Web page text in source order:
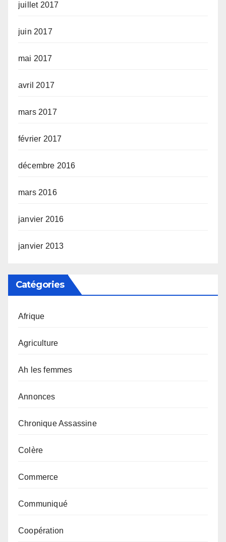
juillet 2017
juin 2017
mai 2017
avril 2017
mars 2017
février 2017
décembre 2016
mars 2016
janvier 2016
janvier 2013
Catégories
Afrique
Agriculture
Ah les femmes
Annonces
Chronique Assassine
Colère
Commerce
Communiqué
Coopération